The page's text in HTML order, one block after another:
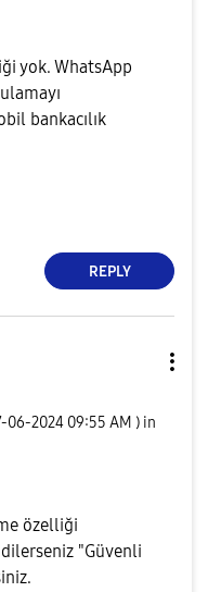
yok. WhatsApp
bankacılık
REPLY
06-2024 09:55 AM ) in
özelliği
"Güvenli